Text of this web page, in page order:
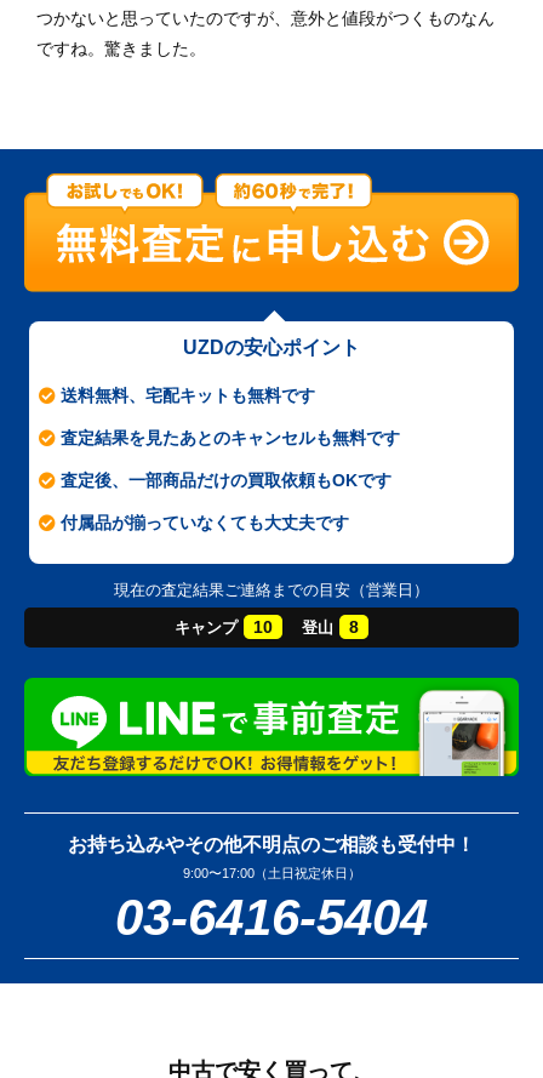
つかないと思っていたのですが、意外と値段がつくものなん
ですね。驚きました。
UZDの安心ポイント
送料無料、宅配キットも無料です
査定結果を見たあとのキャンセルも無料です
査定後、一部商品だけの買取依頼もOKです
付属品が揃っていなくても大丈夫です
現在の査定結果ご連絡までの目安（営業日）
キャンプ 10 登山 8
お持ち込みやその他不明点のご相談も受付中！
9:00〜17:00（土日祝定休日）
03-6416-5404
中古で安く買って、